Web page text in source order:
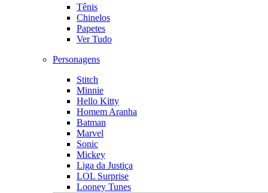
Tênis
Chinelos
Papetes
Ver Tudo
Personagens
Stitch
Minnie
Hello Kitty
Homem Aranha
Batman
Marvel
Sonic
Mickey
Liga da Justiça
LOL Surprise
Looney Tunes